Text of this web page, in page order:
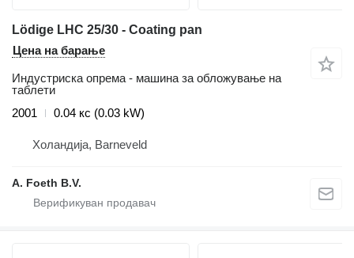
Lödige LHC 25/30 - Coating pan
Цена на барање
Индустриска опрема - машина за обложување на
таблети
2001
0.04 кс (0.03 kW)
Холандија, Barneveld
A. Foeth B.V.